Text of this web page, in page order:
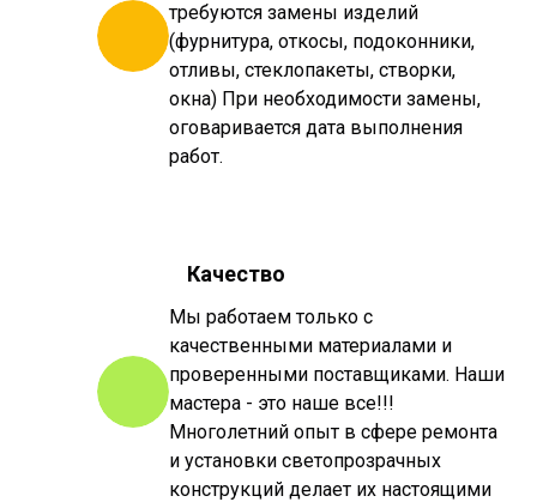
требуются замены изделий
(фурнитура, откосы, подоконники,
отливы, стеклопакеты, створки,
окна) При необходимости замены,
оговаривается дата выполнения
работ.
Качество
Мы работаем только с
качественными материалами и
проверенными поставщиками. Наши
мастера - это наше все!!!
Многолетний опыт в сфере ремонта
и установки светопрозрачных
конструкций делает их настоящими